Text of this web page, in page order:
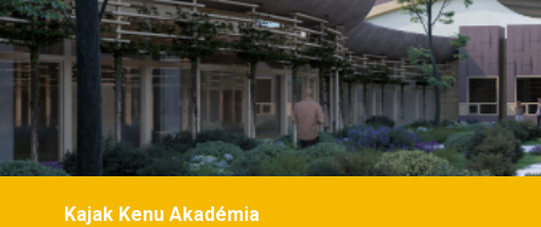
Kajak Kenu Akadémia